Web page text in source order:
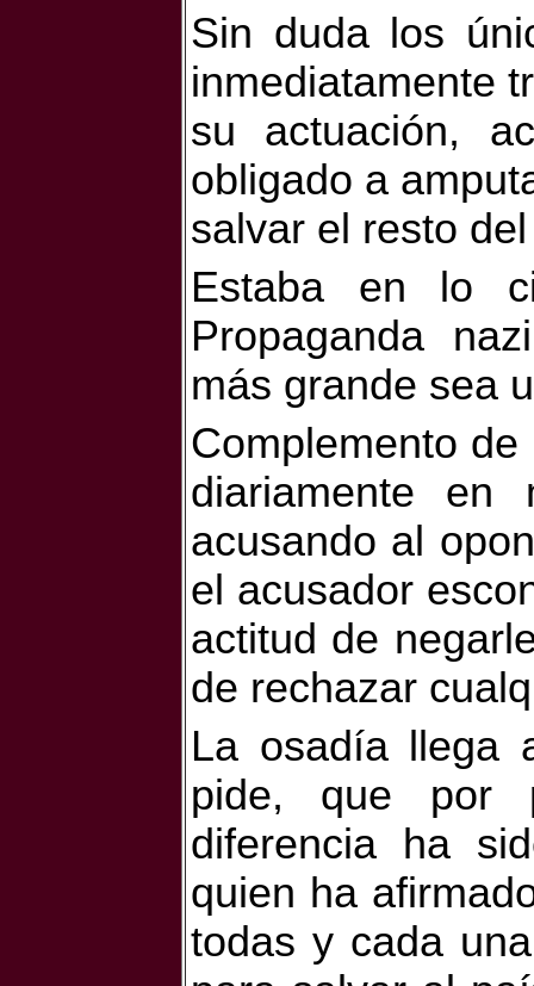
Sin duda los
inmediatamente
su actuación,
obligado a
salvar el resto
Estaba en lo
Propaganda
más grande sea
Complemento
diariamente en
acusando al
el acusador
actitud de
de rechazar
La osadía llega
pide, que por
diferencia ha
quien ha
todas y cada